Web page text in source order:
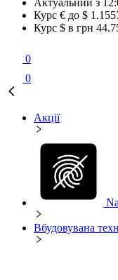
Актуальний з
Курс € до $
Курс $ в грн
0
0
Акції
Вбудовувана